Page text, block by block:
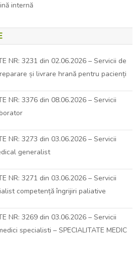
internă
NR: 3231 din 02.06.2026 – Servicii de
și livrare hrană pentru pacienți
NR: 3376 din 08.06.2026 – Servicii
NR: 3273 din 03.06.2026 – Servicii
generalist
NR: 3271 din 03.06.2026 – Servicii
competență îngrijiri paliative
NR: 3269 din 03.06.2026 – Servicii
specialisti – SPECIALITATE MEDIC